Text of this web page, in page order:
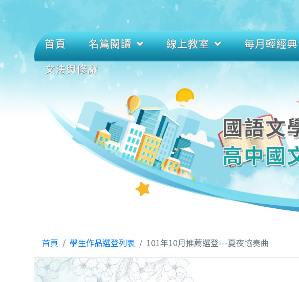
首頁 名篇閱讀 線上教室 每月輕經典
文法與修辭
首頁 學生作品選登列表 101年10月推薦選登---夏夜協奏曲